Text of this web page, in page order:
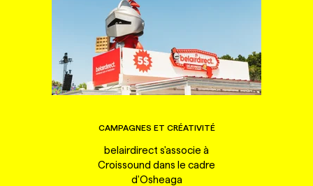
CAMPAGNES ET CRÉATIVITÉ
belairdirect s'associe à
Croissound dans le cadre
d'Osheaga